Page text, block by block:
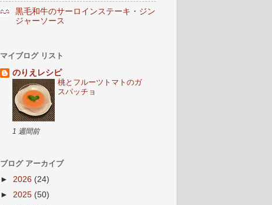
黒毛和牛のサーロインステーキ・ジン
ジャーソース
マイブログ リスト
のりえレシピ
桃とフルーツトマトのガ
スパッチョ
1 週間前
ブログ アーカイブ
► 2026 (24)
► 2025 (50)